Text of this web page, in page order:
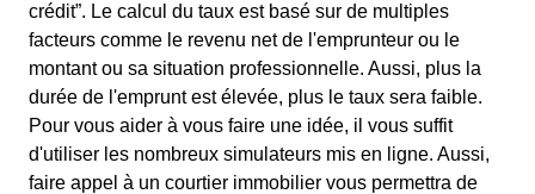
crédit”. Le calcul du taux est basé sur de multiples
facteurs comme le revenu net de l'emprunteur ou le
montant ou sa situation professionnelle. Aussi, plus la
durée de l'emprunt est élevée, plus le taux sera faible.
Pour vous aider à vous faire une idée, il vous suffit
d'utiliser les nombreux simulateurs mis en ligne. Aussi,
faire appel à un courtier immobilier vous permettra de